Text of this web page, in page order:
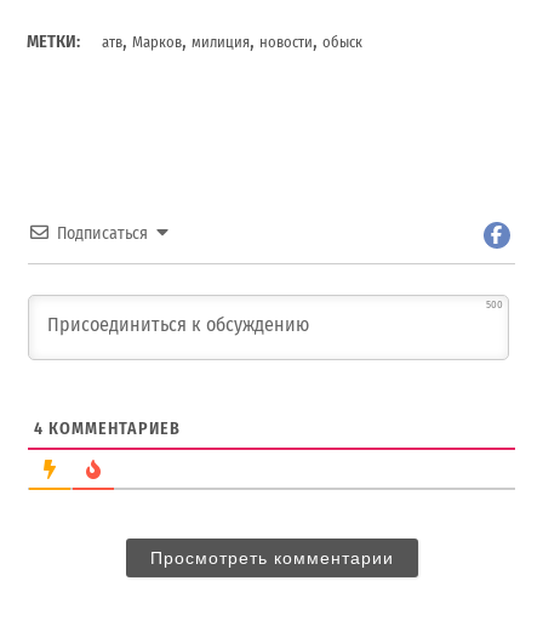
МЕТКИ: атв,Марков,милиция, новости,обыск
Подписаться
500
4 КОММЕНТАРИЕВ
Просмотреть комментарии